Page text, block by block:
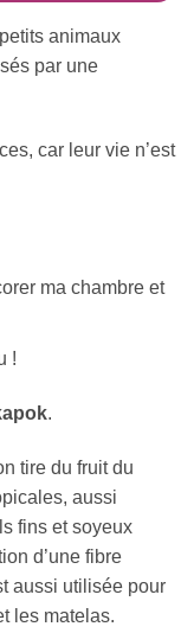
animaux
par une
car leur vie n’est
ma chambre et
!
.
tire du fruit du
aussi
fins et soyeux
d’une fibre
aussi utilisée pour
les matelas.